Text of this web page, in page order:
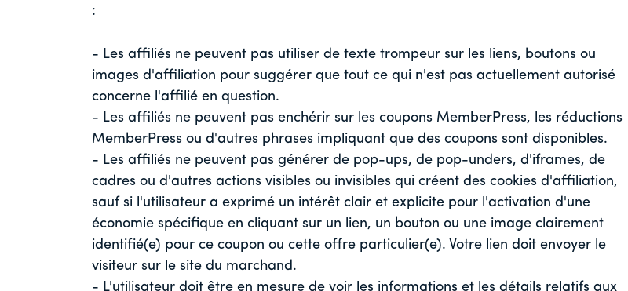
:
- Les affiliés ne peuvent pas utiliser de texte trompeur sur les liens, boutons ou
images d'affiliation pour suggérer que tout ce qui n'est pas actuellement autorisé
concerne l'affilié en question.
- Les affiliés ne peuvent pas enchérir sur les coupons MemberPress, les réductions
MemberPress ou d'autres phrases impliquant que des coupons sont disponibles.
- Les affiliés ne peuvent pas générer de pop-ups, de pop-unders, d'iframes, de
cadres ou d'autres actions visibles ou invisibles qui créent des cookies d'affiliation,
sauf si l'utilisateur a exprimé un intérêt clair et explicite pour l'activation d'une
économie spécifique en cliquant sur un lien, un bouton ou une image clairement
identifié(e) pour ce coupon ou cette offre particulier(e). Votre lien doit envoyer le
visiteur sur le site du marchand.
- L'utilisateur doit être en mesure de voir les informations et les détails relatifs aux